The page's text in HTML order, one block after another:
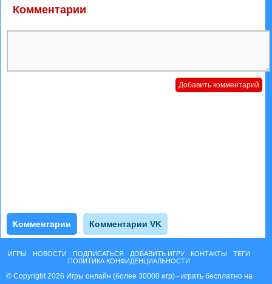
Комментарии
Комментарии Комментарии VK
ИГРЫ НОВОСТИ ПОДПИСАТЬСЯ ДОБАВИТЬ ИГРУ КОНТАКТЫ
ТЕГИ
ПОЛИТИКА КОНФИДЕНЦИАЛЬНОСТИ
© Copyright 2026 Игры онлайн (более 30000 игр) - играть бесплатно на